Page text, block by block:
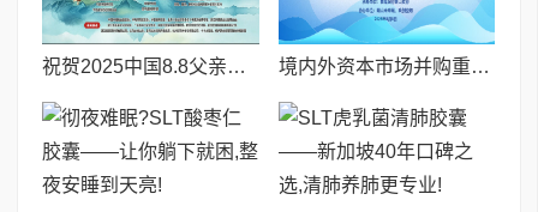
祝贺2025中国8.8父亲节“孝行天下家风传承”论坛暨祈福音乐会圆满成功 境内外资本市场并购重组专题交流会暨投融资路演会 深度解析驱动企业资本战略升级